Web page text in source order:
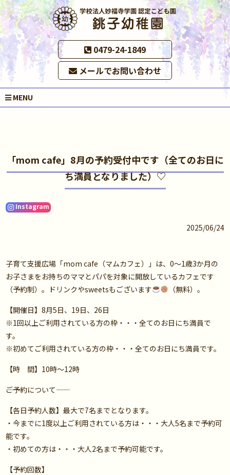
0479-24-1849
メールでお問い合わせ
MENU
「mom cafe」8月の予約受付中です（全てのお日に
ち満員となりました）♡
Instagram
2025/06/24
子育て支援広場「mom cafe（マムカフェ）」は、0～1歳3か月の
お子さまをお持ちのママとパパを対象に開放しているカフェです
（予約制）。ドリンクやsweetsもございます
（無料）。
【開催日】8月5日、19日、26日
※1回以上ご利用されている方の枠・・・全てのお日にち満員で
す。
※初めてご利用されている方の枠・・・全てのお日にち満員です。
【時 間】10時～12時
――ご予約について――
【各日予約人数】最大で7名までとなります。
・今までに1度以上ご利用されている方は・・・大人5名まで予約可
能です。
・初めての方は・・・大人2名まで予約可能です。
【予約回数】